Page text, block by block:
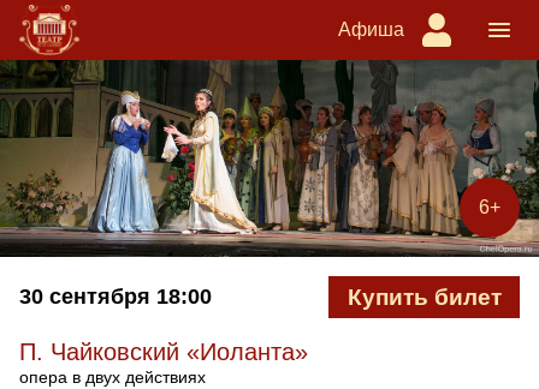
Афиша
6+
30 сентября 18:00 Купить билет
П. Чайковский «Иоланта»
опера в двух действиях